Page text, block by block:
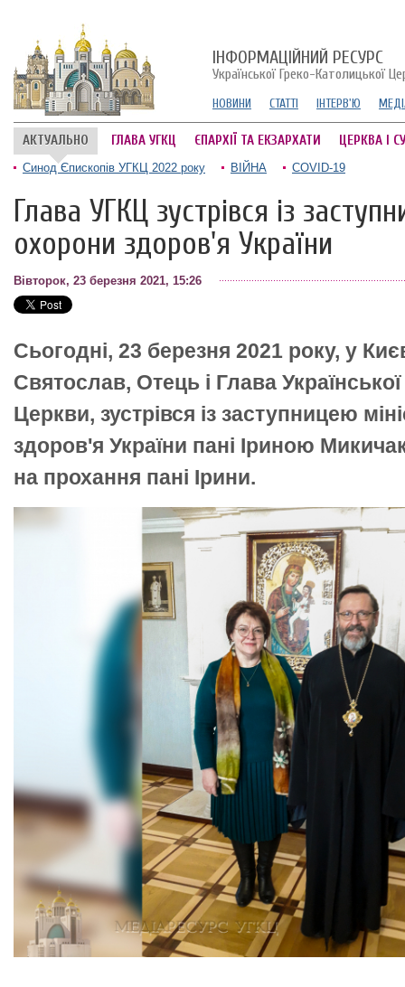
ІНФОРМАЦІЙНИЙ РЕСУРС
Української Греко-Католицької
НОВИНИ СТАТТІ ІНТЕРВ'Ю
АКТУАЛЬНО ГЛАВА УГКЦ ЄПАРХІЇ ТА ЕКЗАРХАТИ ЦЕРКВА І
Синод Єпископів УГКЦ 2022 року ВІЙНА COVID-19
Глава УГКЦ зустрівся із
охорони здоров'я України
Вівторок, 23 березня 2021, 15:26
Сьогодні, 23 березня 2021 року, у
Святослав, Отець і Глава
Церкви, зустрівся із заступницею
здоров'я України пані Іриною
на прохання пані Ірини.